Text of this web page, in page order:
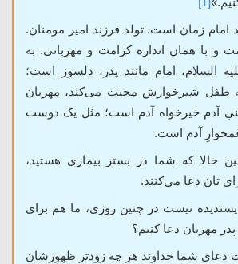
امام زمان است. تولد فرزند امیر مومنان.
و با همان اندازه کرامت و مهربانی. به
السلام، امام مانند پدر، دلسوز است؛
طفل شیرخوارش محبت می‌کند، مهربان
آدم خیرخواه آدم است؛ مثل یک دوست
آدم است.
حالا که شما در بستر بیماری هستید،
تان دعا می‌کنند.
پسندیده نیست در چنین روزی، ما هم برای
مهربان دعا کنیم؟
دعای شما خداوند هر چه زودتر ظهورشان